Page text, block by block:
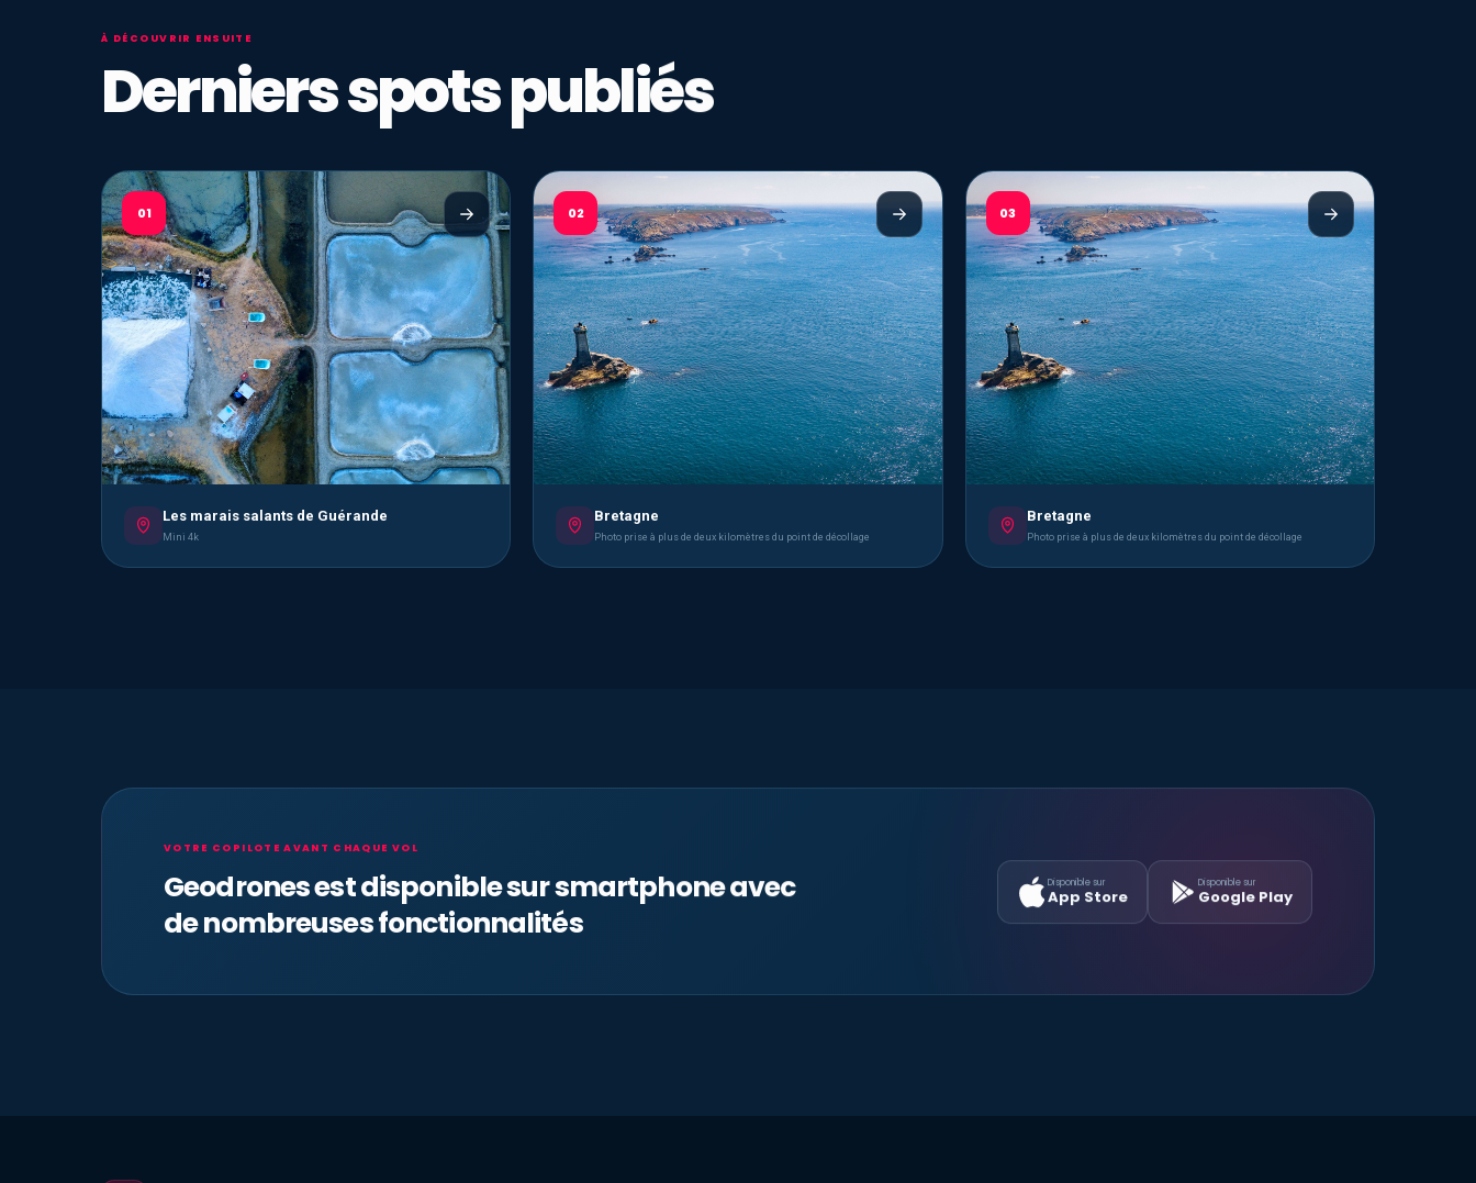
À DÉCOUVRIR ENSUITE
Derniers spots publiés
01
Les marais salants de Guérande
Mini 4k
02
Bretagne
Photo prise à plus de deux kilomètres du point de décollage
03
Bretagne
Photo prise à plus de deux kilomètres du point de décollage
VOTRE COPILOTE AVANT CHAQUE VOL
Geodrones est disponible sur smartphone avec
de nombreuses fonctionnalités
Disponible sur
App Store
Disponible sur
Google Play